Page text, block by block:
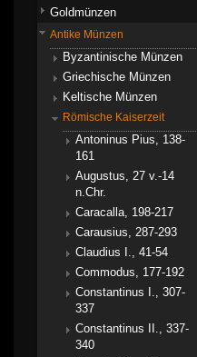
Goldmünzen
Antike Münzen
Byzantinische Münzen
Griechische Münzen
Keltische Münzen
Römische Kaiserzeit
Antoninus Pius, 138-
161
Augustus, 27 v.-14
n.Chr.
Caracalla, 198-217
Carausius, 287-293
Claudius I., 41-54
Commodus, 177-192
Constantinus I., 307-
337
Constantinus II., 337-
340